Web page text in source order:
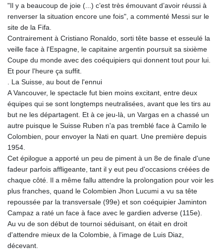
"Il y a beaucoup de joie (...) c’est très émouvant d’avoir réussi à
renverser la situation encore une fois", a commenté Messi sur le
site de la Fifa.
Contrairement à Cristiano Ronaldo, sorti tête basse et esseulé la
veille face à l'Espagne, le capitaine argentin poursuit sa sixième
Coupe du monde avec des coéquipiers qui donnent tout pour lui.
Et pour l'heure ça suffit.
. La Suisse, au bout de l'ennui
A Vancouver, le spectacle fut bien moins excitant, entre deux
équipes qui se sont longtemps neutralisées, avant que les tirs au
but ne les départagent. Et à ce jeu-là, un Vargas en a chassé un
autre puisque le Suisse Ruben n'a pas tremblé face à Camilo le
Colombien, pour envoyer la Nati en quart. Une première depuis
1954.
Cet épilogue a apporté un peu de piment à un 8e de finale d'une
fadeur parfois affligeante, tant il y eut peu d'occasions créées de
chaque côté. Il a même fallu attendre la prolongation pour voir les
plus franches, quand le Colombien Jhon Lucumi a vu sa tête
repoussée par la transversale (99e) et son coéquipier Jaminton
Campaz a raté un face à face avec le gardien adverse (115e).
Au vu de son début de tournoi séduisant, on était en droit
d'attendre mieux de la Colombie, à l'image de Luis Diaz,
décevant.